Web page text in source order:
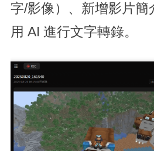
字/影像）、新增影片簡
用 AI 進行文字轉錄。